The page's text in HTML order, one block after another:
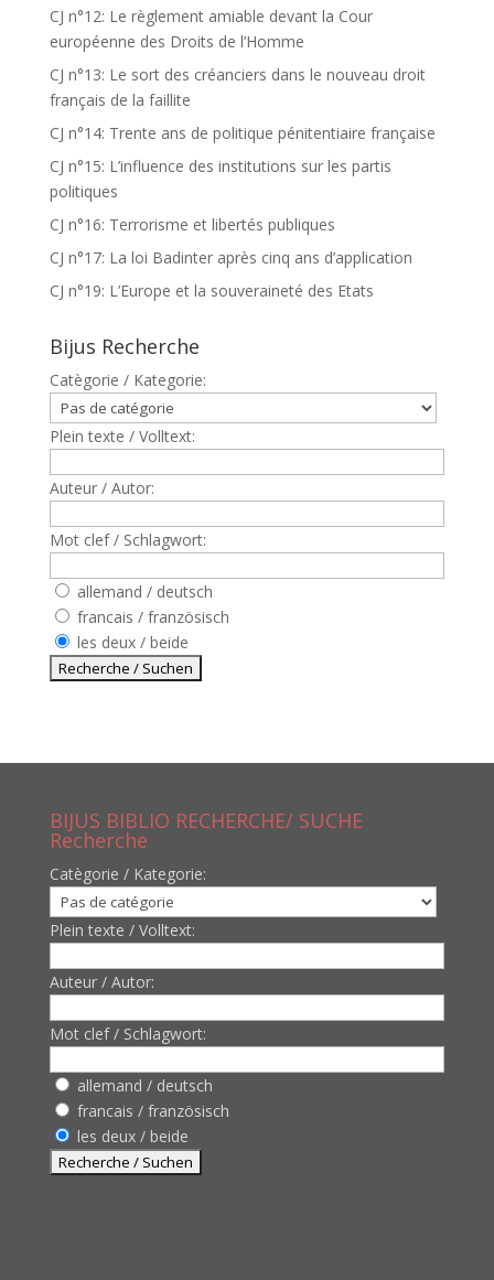
CJ n°12: Le règlement amiable devant la Cour
européenne des Droits de l’Homme
CJ n°13: Le sort des créanciers dans le nouveau droit
français de la faillite
CJ n°14: Trente ans de politique pénitentiaire française
CJ n°15: L’influence des institutions sur les partis
politiques
CJ n°16: Terrorisme et libertés publiques
CJ n°17: La loi Badinter après cinq ans d’application
CJ n°19: L’Europe et la souveraineté des Etats
Bijus Recherche
Catègorie / Kategorie:
Plein texte / Volltext:
Auteur / Autor:
Mot clef / Schlagwort:
allemand / deutsch
francais / französisch
les deux / beide
BIJUS BIBLIO RECHERCHE/ SUCHE
Recherche
Catègorie / Kategorie:
Plein texte / Volltext:
Auteur / Autor:
Mot clef / Schlagwort:
allemand / deutsch
francais / französisch
les deux / beide